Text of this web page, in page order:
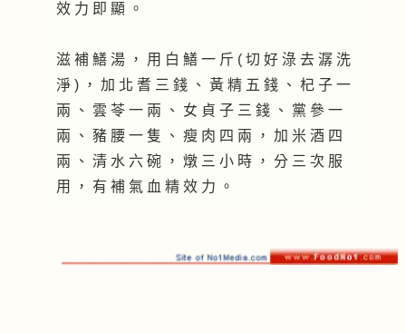
效 力 即 顯 。
滋 補 鱔 湯 ， 用 白 鱔 一 斤 ( 切 好 淥 去 潺 洗
淨 ) ， 加 北 耆 三 錢 、 黃 精 五 錢 、 杞 子 一
兩 、 雲 苓 一 兩 、 女 貞 子 三 錢 、 黨 參 一
兩 、 豬 腰 一 隻 、 瘦 肉 四 兩 ， 加 米 酒 四
兩 、 清 水 六 碗 ， 燉 三 小 時 ， 分 三 次 服
用 ， 有 補 氣 血 精 效 力 。